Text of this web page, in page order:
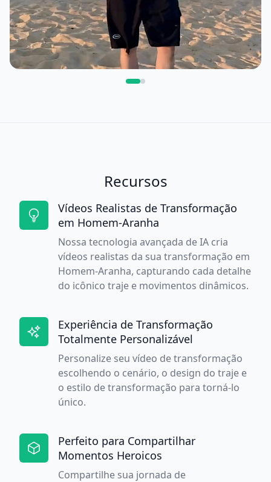
Recursos
Vídeos Realistas de Transformação
em Homem-Aranha
Nossa tecnologia avançada de IA cria
vídeos realistas da sua transformação em
Homem-Aranha, capturando cada detalhe
do icônico traje e movimentos dinâmicos.
Experiência de Transformação
Totalmente Personalizável
Personalize seu vídeo de transformação
escolhendo o cenário, o design do traje e
o estilo de transformação para torná-lo
único.
Perfeito para Compartilhar
Momentos Heroicos
Compartilhe sua jornada de